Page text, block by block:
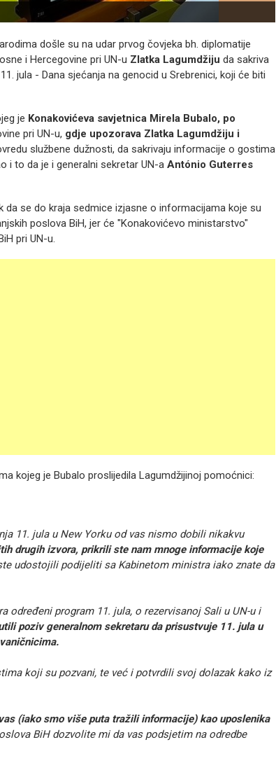
došle su na udar prvog čovjeka bh. diplomatije
i Hercegovine pri UN-u Zlatka Lagumdžiju da sakriva
jula - Dana sjećanja na genocid u Srebrenici, koji će biti
je Konakovićeva savjetnica Mirela Bubalo, po
pri UN-u, gdje upozorava Zlatka Lagumdžiju i
službene dužnosti, da sakrivaju informacije o gostima
i to da je i generalni sekretar UN-a António Guterres
da se do kraja sedmice izjasne o informacijama koje su
poslova BiH, jer će "Konakovićevo ministarstvo"
pri UN-u.
kojeg je Bubalo proslijedila Lagumdžijinoj pomoćnici:
11. jula u New Yorku od vas nismo dobili nikakvu
drugih izvora, prikrili ste nam mnoge informacije koje
udostojili podijeliti sa Kabinetom ministra iako znate da
određeni program 11. jula, o rezervisanoj Sali u UN-u i
poziv generalnom sekretaru da prisustvuje 11. jula u
koji su pozvani, te već i potvrdili svoj dolazak kako iz
(iako smo više puta tražili informacije) kao uposlenika
BiH dozvolite mi da vas podsjetim na odredbe